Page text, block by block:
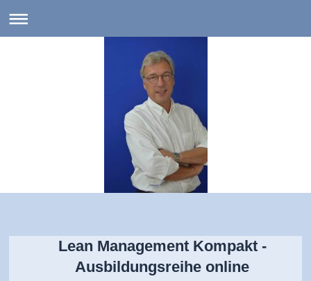
Alexander Ottmann
Lean Management Kompakt -
Ausbildungsreihe online